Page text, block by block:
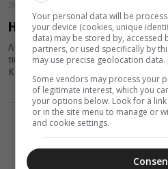
28 Μαΐου 2024
Η αυριανή εορτή της
Λίγοι είναι εκείνοι που
περισσότεροι δεν υποπτεύονται καν,
Κυριακή...
Your personal data will be
your device (cookies, unique
data) may be stored by, accessed
partners, or used specifically by
may use precise geolocation data.
Some vendors may process your
of legitimate interest, which you
your options below. Look for a
or in the site menu to manage or
and cookie settings.